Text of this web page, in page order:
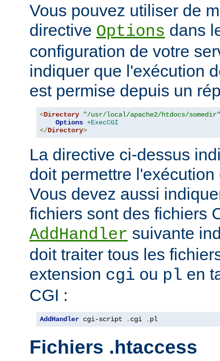
Vous pouvez utiliser de
directive Options dans
configuration de votre
indiquer que l'exécution
est permise depuis un
<Directory
"/usr/local/apache2/htdocs/somedir"
Options +ExecCGI
</Directory>
La directive ci-dessus
doit permettre
Vous devez aussi
fichiers sont des fichiers
AddHandler suivante
doit traiter tous les
extension cgi ou pl en
CGI :
AddHandler cgi-script . cgi . pl
Fichiers .htaccess